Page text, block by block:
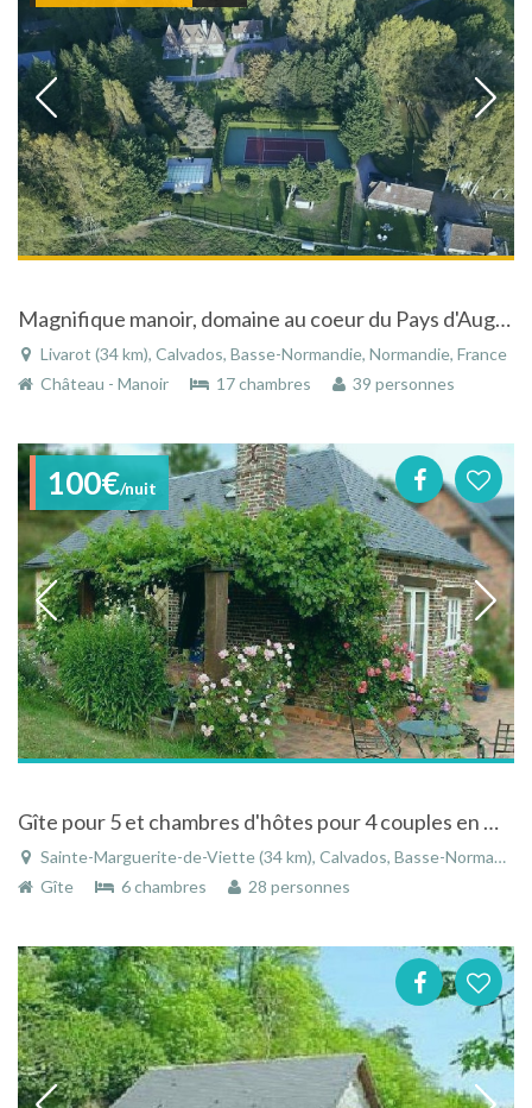
Magnifique manoir, domaine au coeur du Pays d'Auge à Livarot dans le Calvados en Basse-Normandie
Livarot (34 km), Calvados, Basse-Normandie, Normandie, France
Château - Manoir
17 chambres 39 personnes
100€/nuit
Gîte pour 5 et chambres d'hôtes pour 4 couples en Normandie, à 35 mn de la mer: Cabourg, Deauville
Sainte-Marguerite-de-Viette (34 km), Calvados, Basse-Normandie, Normandie, France
Gîte
6 chambres 28 personnes